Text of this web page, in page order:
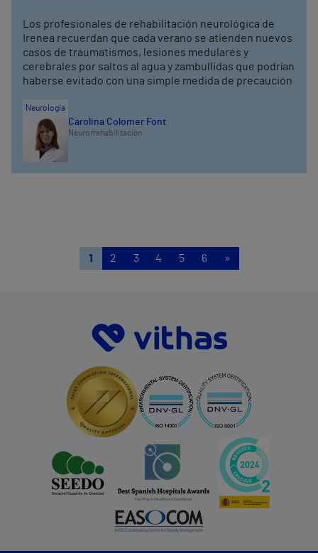
Los profesionales de rehabilitación neurológica de
Irenea recuerdan que cada verano se atienden nuevos
casos de traumatismos, lesiones medulares y
cerebrales por saltos al agua y zambullidas que podrían
haberse evitado con una simple medida de precaución
Neurología
Carolina Colomer Font
Neurorrehabilitación
1 2 3 4 5 6 »